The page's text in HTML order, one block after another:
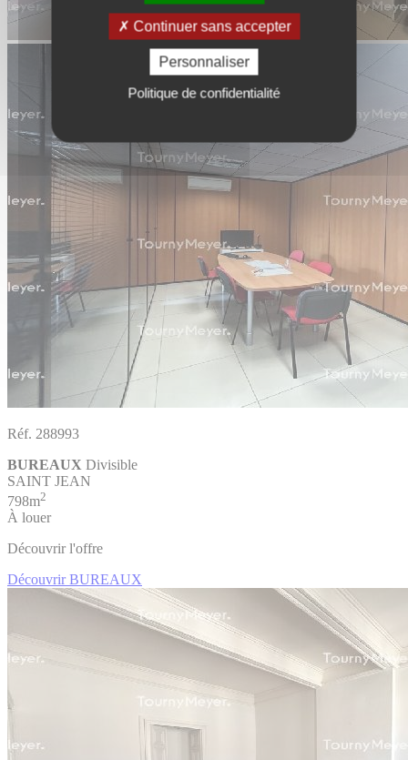
Continuer sans accepter
Personnaliser
Politique de confidentialité
Réf. 288993
BUREAUX Divisible
SAINT JEAN
798m2
À louer
Découvrir l'offre
Découvrir BUREAUX